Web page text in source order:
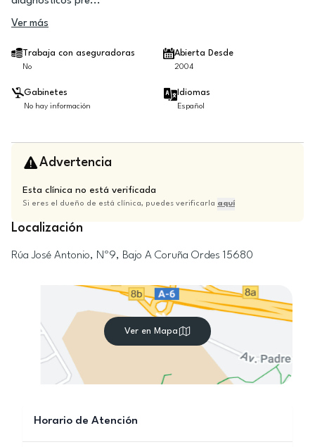
Ver más
Trabaja con aseguradoras
No
Abierta Desde
2004
Gabinetes
No hay información
Idiomas
Español
Advertencia
Esta clínica no está verificada
Si eres el dueño de está clínica, puedes verificarla aquí
Localización
Rúa José Antonio, Nº9, Bajo A Coruña Ordes 15680
Ver en Mapa
Horario de Atención